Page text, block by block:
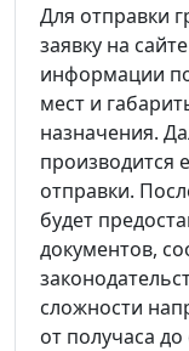
Для отправки
заявку на
информации
мест и
назначения.
производится
отправки.
будет
документов,
сложности
от получаса до